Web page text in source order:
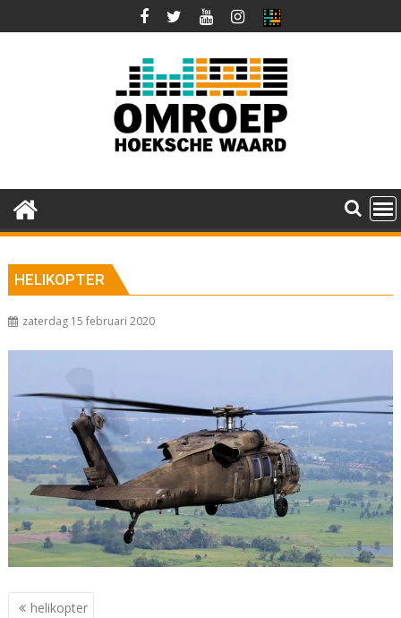
naar
HELIKOPTER
zaterdag 15 februari 2020
Berichtnavigatie
helikopter